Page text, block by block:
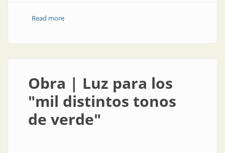
Read moreabout Congresos y exposiciones | Luxamérica en
Obra | Luz para los
"mil distintos tonos
de verde"